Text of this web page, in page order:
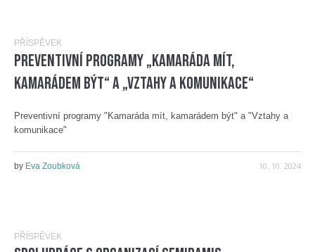
PŘÍSPĚVEK
Preventivní programy „Kamaráda mít,
kamarádem být“ a „Vztahy a komunikace“
Preventivní programy "Kamaráda mít, kamarádem být" a "Vztahy a
komunikace"
10. 10. 2024
by Eva Zoubková
PŘÍSPĚVEK